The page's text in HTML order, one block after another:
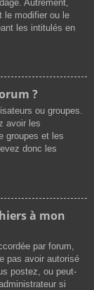
Autrement,
le modifier ou le
les intitulés en
?
ou groupes.
avoir les
groupes et les
donc les
à mon
par forum,
pas avoir autorisé
postez, ou peut-
si